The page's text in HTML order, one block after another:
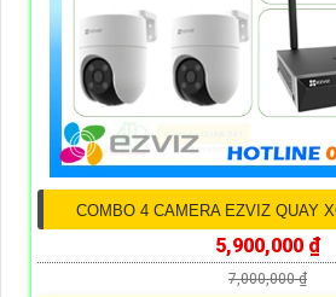
COMBO 4 CAMERA EZVIZ QUAY
5,900,000 ₫
7,000,000 ₫